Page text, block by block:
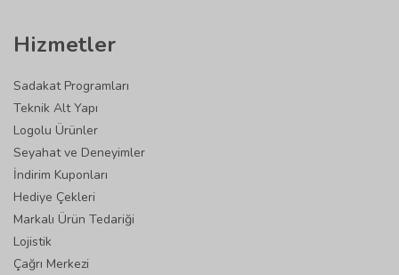
Hizmetler
Sadakat Programları
Teknik Alt Yapı
Logolu Ürünler
Seyahat ve Deneyimler
İndirim Kuponları
Hediye Çekleri
Markalı Ürün Tedariği
Lojistik
Çağrı Merkezi